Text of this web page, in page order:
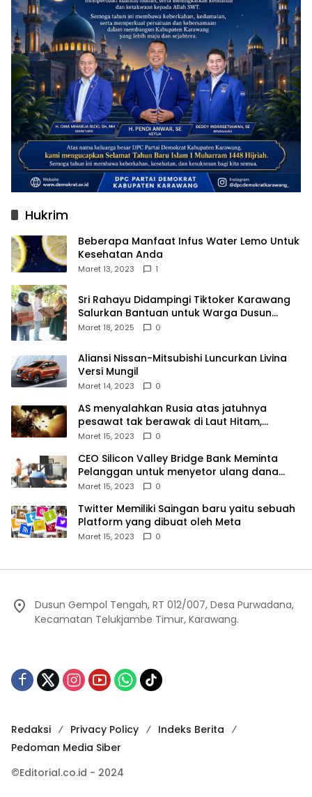
Hukrim
Beberapa Manfaat Infus Water Lemo Untuk
Kesehatan Anda
Maret 13, 2023 1
Sri Rahayu Didampingi Tiktoker Karawang
Salurkan Bantuan untuk Warga Dusun
Kampek Desa Karangligar
Maret 18, 2025 0
Aliansi Nissan-Mitsubishi Luncurkan Livina
Versi Mungil
Maret 14, 2023 0
AS menyalahkan Rusia atas jatuhnya
pesawat tak berawak di Laut Hitam,
Moskow menyangkal
Maret 15, 2023 0
CEO Silicon Valley Bridge Bank Meminta
Pelanggan untuk menyetor ulang dana
Mereka
Maret 15, 2023 0
Twitter Memiliki Saingan baru yaitu sebuah
Platform yang dibuat oleh Meta
Maret 15, 2023 0
Dusun Gempol Tengah, RT 012/007, Desa Purwadana,
Kecamatan Telukjambe Timur, Karawang.
Redaksi Privacy Policy
Indeks Berita
Pedoman Media Siber
©Editorial.co.id - 2024